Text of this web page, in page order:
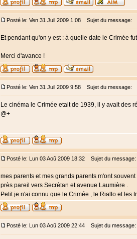
Posté le: Ven 31 Juil 2009 1:08 Sujet du message:
Et pendant qu'on y est : à quelle date le Crimée
Merci d'avance !
Posté le: Ven 31 Juil 2009 9:58 Sujet du message:
Le cinéma le Crimée etait de 1939, il y avait des
@+
Posté le: Lun 03 Aoû 2009 18:32 Sujet du message:
mes parents et mes grands parents m'ont
près pareil vers Secrétan et avenue Laumière .
Petit je n'ai connu que le Crimée , le Rialto et les
Posté le: Lun 03 Aoû 2009 22:44 Sujet du message: